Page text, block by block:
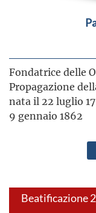
Fondatrice delle
Propagazione
nata il 22 luglio
9 gennaio 1862
Beatificazione